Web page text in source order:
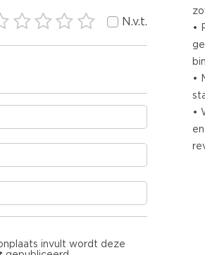
N.v.t.
invult wordt deze
•
•
•